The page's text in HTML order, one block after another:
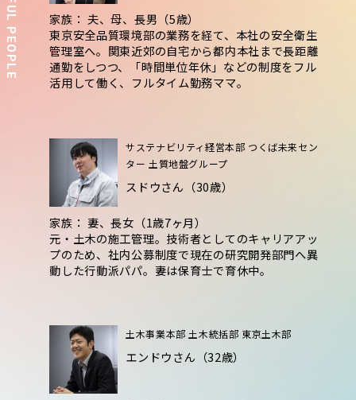
家族： 夫、母、長男（5歳）
東京安全品質環境部の業務を経て、本社の安全衛生
管理室へ。関東近郊の自宅から都内本社まで長距離
通勤をしつつ、「時間単位年休」などの制度をフル
活用して働く、フルタイム勤務ママ。
サステナビリティ経営本部 つくば未来セン
ター 土質地盤グループ
スドウさん（30歳）
家族： 妻、長女（1歳7ヶ月）
元・土木の施工管理。技術者としてのキャリアアッ
プのため、社内公募制度で現在の研究開発部門へ異
動した行動派パパ。妻は保育士で育休中。
土木事業本部 土木統括部 東京土木部
エンドウさん（32歳）